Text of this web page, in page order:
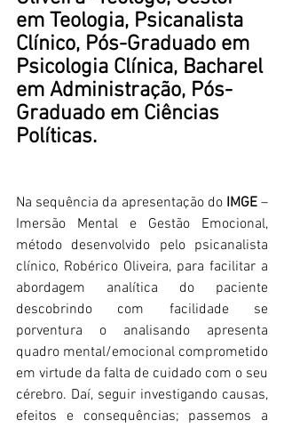
em Teologia, Psicanalista
Clínico, Pós-Graduado em
Psicologia Clínica, Bacharel
em Administração, Pós-
Graduado em Ciências
Políticas.
Na sequência da apresentação do IMGE –
Imersão Mental e Gestão Emocional,
método desenvolvido pelo psicanalista
clínico, Robérico Oliveira, para facilitar a
abordagem analítica do paciente
descobrindo com facilidade se
porventura o analisando apresenta
quadro mental/emocional comprometido
em virtude da falta de cuidado com o seu
cérebro. Daí, seguir investigando causas,
efeitos e consequências; passemos a